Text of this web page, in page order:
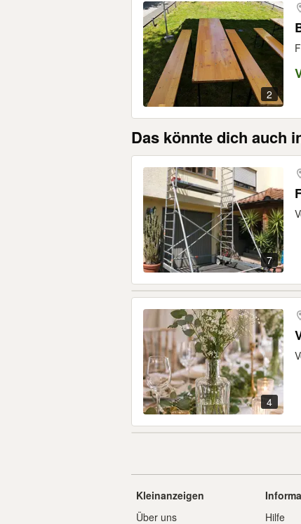
2
Das könnte dich auch
7
4
Kleinanzeigen
Über uns
Hilfe